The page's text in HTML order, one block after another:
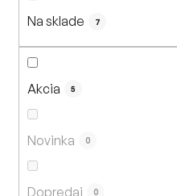
Na sklade 7
Akcia 5
Novinka 0
Dopredaj 0